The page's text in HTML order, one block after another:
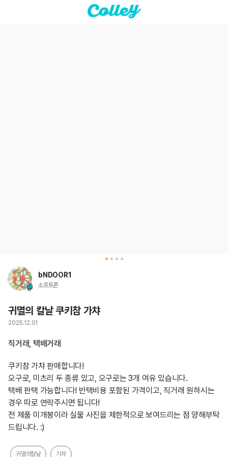
bNDOOR1
소프트콘
귀멸의 칼날 쿠키참 가챠
2025.12.01
직거래, 택배거래
쿠키참 가챠 판매합니다!
오구로, 미츠리 두 종류 있고, 오구로는 3개 여유 있습니다.
택배 판택 가능합니다! 반택비용 포함된 가격이고, 직거래 원하시는
경우 따로 연락주시면 됩니다!
전 제품 미개봉이라 실물 사진을 제한적으로 보여드리는 점 양해부탁
드립니다. :)
귀멸의칼날 가챠